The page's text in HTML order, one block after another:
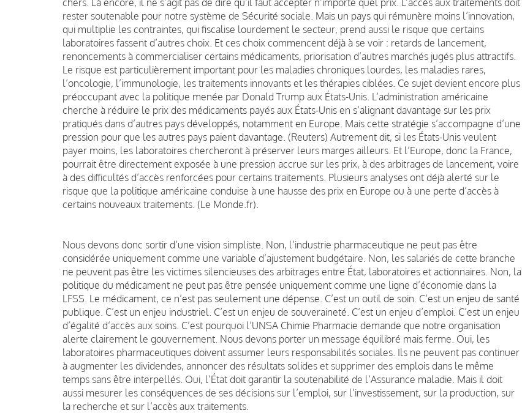
rester soutenable pour notre système de Sécurité sociale. Mais un pays qui rémunère moins l’innovation,
qui multiplie les contraintes, qui fiscalise lourdement le secteur, prend aussi le risque que certains
laboratoires fassent d’autres choix. Et ces choix commencent déjà à se voir : retards de lancement,
renoncements à commercialiser certains médicaments, priorisation d’autres marchés jugés plus attractifs.
Le risque est particulièrement important pour les maladies chroniques lourdes, les maladies rares,
l’oncologie, l’immunologie, les traitements innovants et les thérapies ciblées. Ce sujet devient encore plus
préoccupant avec la politique menée par Donald Trump aux États-Unis. L’administration américaine
cherche à réduire le prix des médicaments payés aux États-Unis en s’alignant davantage sur les prix
pratiqués dans d’autres pays développés, notamment en Europe. Mais cette stratégie s’accompagne d’une
pression pour que les autres pays paient davantage. (Reuters) Autrement dit, si les États-Unis veulent
payer moins, les laboratoires chercheront à préserver leurs marges ailleurs. Et l’Europe, donc la France,
pourrait être directement exposée à une pression accrue sur les prix, à des arbitrages de lancement, voire
à des difficultés d’accès renforcées pour certains traitements. Plusieurs analyses ont déjà alerté sur le
risque que la politique américaine conduise à une hausse des prix en Europe ou à une perte d’accès à
certains nouveaux traitements. (Le Monde.fr).
Nous devons donc sortir d’une vision simpliste. Non, l’industrie pharmaceutique ne peut pas être
considérée uniquement comme une variable d’ajustement budgétaire. Non, les salariés de cette branche
ne peuvent pas être les victimes silencieuses des arbitrages entre État, laboratoires et actionnaires. Non, la
politique du médicament ne peut pas être pensée uniquement comme une ligne d’économie dans la
LFSS. Le médicament, ce n’est pas seulement une dépense. C’est un outil de soin. C’est un enjeu de santé
publique. C’est un enjeu industriel. C’est un enjeu de souveraineté. C’est un enjeu d’emploi. C’est un enjeu
d’égalité d’accès aux soins. C’est pourquoi l’UNSA Chimie Pharmacie demande que notre organisation
alerte clairement le gouvernement. Nous devons porter un message équilibré mais ferme. Oui, les
laboratoires pharmaceutiques doivent assumer leurs responsabilités sociales. Ils ne peuvent pas continuer
à augmenter les dividendes, annoncer des résultats solides et supprimer des emplois dans le même
temps sans être interpellés. Oui, l’État doit garantir la soutenabilité de l’Assurance maladie. Mais il doit
aussi mesurer les conséquences de ses décisions sur l’emploi, sur l’investissement, sur la production, sur
la recherche et sur l’accès aux traitements.